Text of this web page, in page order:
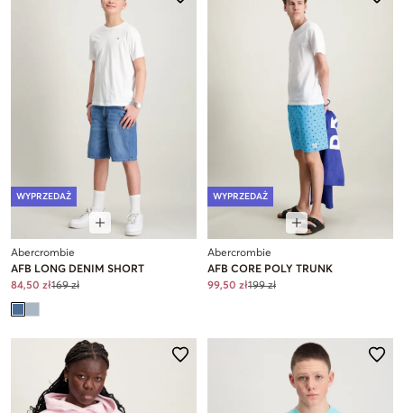
WYPRZEDAŻ
Abercrombie
AFB LONG DENIM SHORT
84,50 zł169 zł
WYPRZEDAŻ
Abercrombie
AFB CORE POLY TRUNK
99,50 zł199 zł